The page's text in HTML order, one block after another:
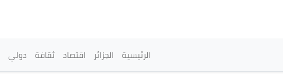
القائمة الرئيسية
الرئيسية الجزائر اقتصاد ثقافة دولي